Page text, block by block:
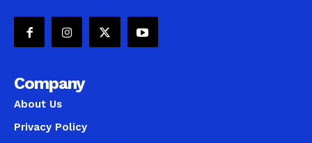
Company
About Us
Privacy Policy